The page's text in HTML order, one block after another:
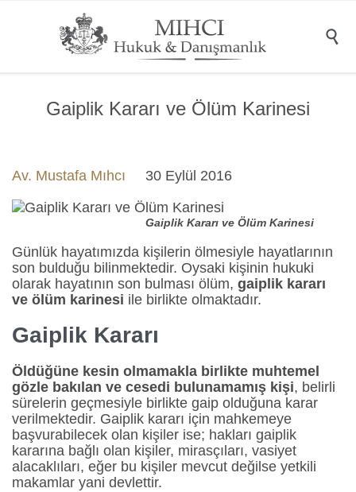

Gaiplik Kararı ve Ölüm Karinesi
Av. Mustafa Mıhcı 30 Eylül 2016
Gaiplik Kararı ve Ölüm Karinesi
Günlük hayatımızda kişilerin ölmesiyle hayatlarının
son bulduğu bilinmektedir. Oysaki kişinin hukuki
olarak hayatının son bulması ölüm, gaiplik kararı
ve ölüm karinesi ile birlikte olmaktadır.
Gaiplik Kararı
Öldüğüne kesin olmamakla birlikte muhtemel
gözle bakılan ve cesedi bulunamamış kişi, belirli
sürelerin geçmesiyle birlikte gaip olduğuna karar
verilmektedir. Gaiplik kararı için mahkemeye
başvurabilecek olan kişiler ise; hakları gaiplik
kararına bağlı olan kişiler, mirasçıları, vasiyet
alacaklıları, eğer bu kişiler mevcut değilse yetkili
makamlar yani devlettir.